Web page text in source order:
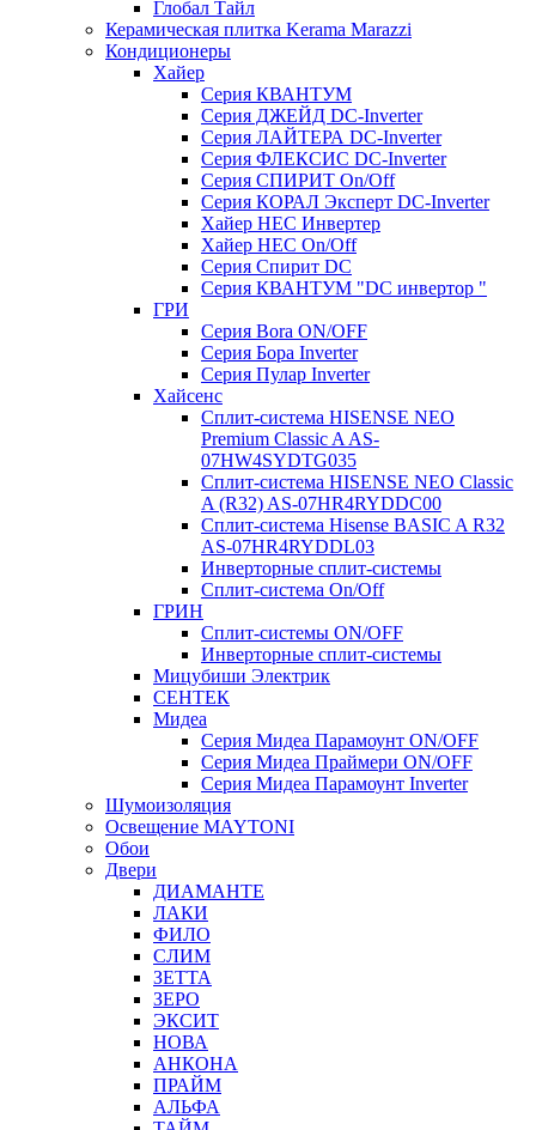
Глобал Тайл
Керамическая плитка Kerama Marazzi
Кондиционеры
Хайер
Серия КВАНТУМ
Серия ДЖЕЙД DC-Inverter
Серия ЛАЙТЕРА DC-Inverter
Серия ФЛЕКСИС DC-Inverter
Серия СПИРИТ On/Off
Серия КОРАЛ Эксперт DC-Inverter
Хайер HEC Инвертер
Хайер HEC On/Off
Серия Спирит DC
Серия КВАНТУМ "DC инвертор "
ГРИ
Серия Bora ON/OFF
Серия Бора Inverter
Серия Пулар Inverter
Хайсенс
Сплит-система HISENSE NEO
Premium Classic A AS-
07HW4SYDTG035
Сплит-система HISENSE NEO Classic
A (R32) AS-07HR4RYDDC00
Сплит-система Hisense BASIC A R32
AS-07HR4RYDDL03
Инверторные сплит-системы
Сплит-система On/Off
ГРИН
Сплит-системы ON/OFF
Инверторные сплит-системы
Мицубиши Электрик
СЕНТЕК
Мидеа
Серия Мидеа Парамоунт ON/OFF
Серия Мидеа Праймери ON/OFF
Серия Мидеа Парамоунт Inverter
Шумоизоляция
Освещение MAYTONI
Обои
Двери
ДИАМАНТЕ
ЛАКИ
ФИЛО
СЛИМ
ЗЕТТА
ЗЕРО
ЭКСИТ
НОВА
АНКОНА
ПРАЙМ
АЛЬФА